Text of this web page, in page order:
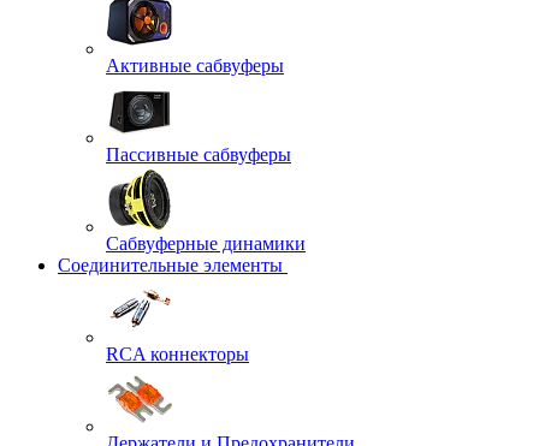
Активные сабвуферы
Пассивные сабвуферы
Сабвуферные динамики
Соединительные элементы
RCA коннекторы